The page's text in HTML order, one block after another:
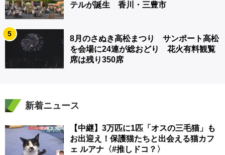
テルが誕生 香川・三豊市
5
8月のさぬき高松まつり サンポート高松
を会場に24連が総おどり 花火有料観覧
席は残り350席
新着ニュース
【中継】3万匹に1匹「オスの三毛猫」も
お出迎え！保護猫たちと出会える猫カフ
ェ ルアナ〈#推しドコ？〉